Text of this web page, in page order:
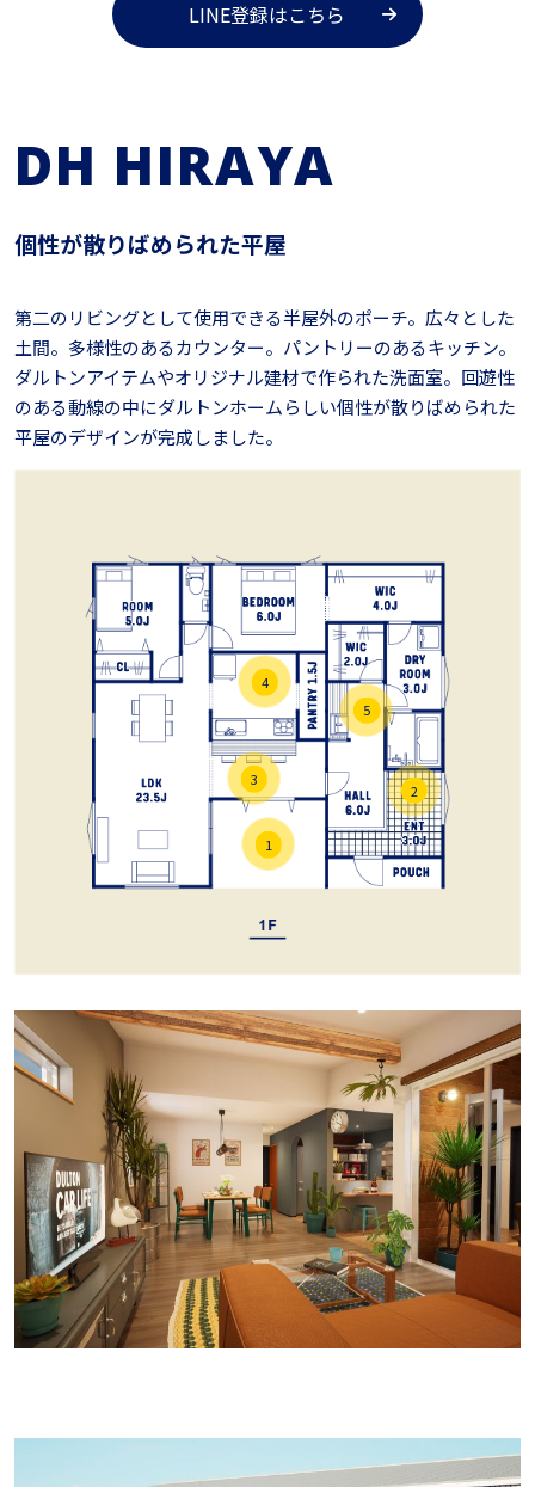
LINE登録はこちら
DH HIRAYA
個性が散りばめられた平屋
第二のリビングとして使用できる半屋外のポーチ。広々とした
土間。多様性のあるカウンター。パントリーのあるキッチン。
ダルトンアイテムやオリジナル建材で作られた洗面室。回遊性
のある動線の中にダルトンホームらしい個性が散りばめられた
平屋のデザインが完成しました。
1
2
3
4
5